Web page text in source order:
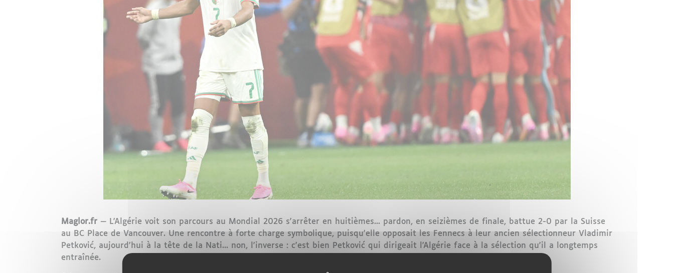
Maglor.fr — L'Algérie voit son parcours au Mondial 2026 s'arrêter en huitièmes... pardon, en seizièmes de finale, battue 2-0 par la Suisse
au BC Place de Vancouver. Une rencontre à forte charge symbolique, puisqu'elle opposait les Fennecs à leur ancien sélectionneur Vladimir
Petković, aujourd'hui à la tête de la Nati... non, l'inverse : c'est bien Petković qui dirigeait l'Algérie face à la sélection qu'il a longtemps
entraînée.